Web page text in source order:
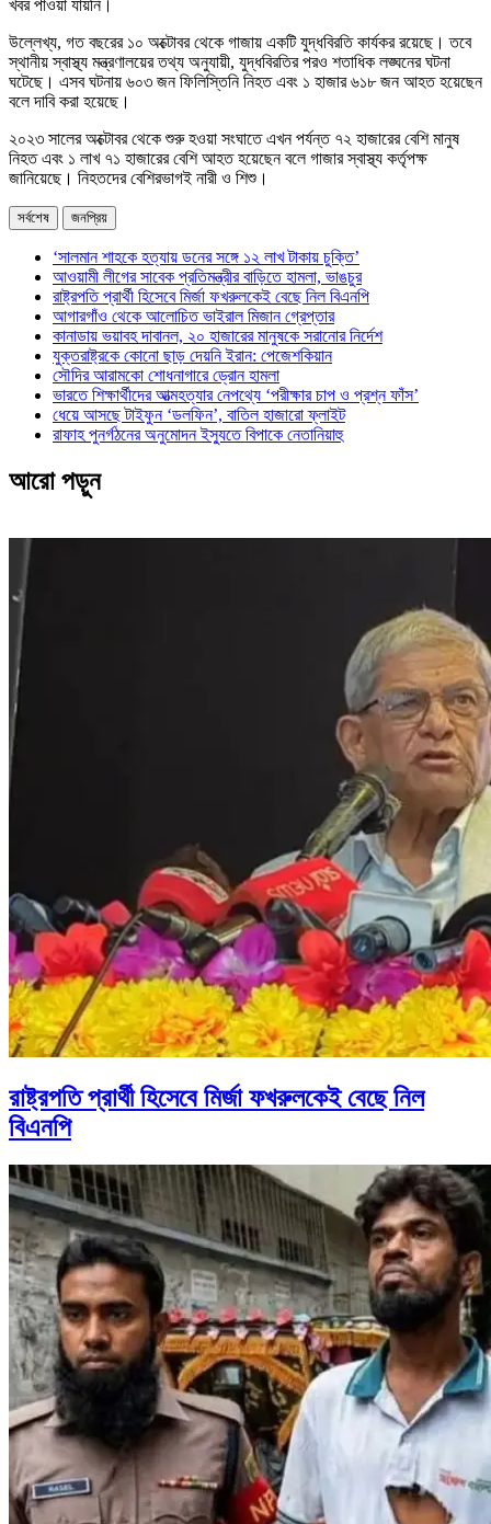
খবর পাওয়া যায়নি।
উল্লেখ্য, গত বছরের ১০ অক্টোবর থেকে গাজায় একটি যুদ্ধবিরতি কার্যকর রয়েছে। তবে
স্থানীয় স্বাস্থ্য মন্ত্রণালয়ের তথ্য অনুযায়ী, যুদ্ধবিরতির পরও শতাধিক লঙ্ঘনের ঘটনা
ঘটেছে। এসব ঘটনায় ৬০৩ জন ফিলিস্তিনি নিহত এবং ১ হাজার ৬১৮ জন আহত হয়েছেন
বলে দাবি করা হয়েছে।
২০২৩ সালের অক্টোবর থেকে শুরু হওয়া সংঘাতে এখন পর্যন্ত ৭২ হাজারের বেশি মানুষ
নিহত এবং ১ লাখ ৭১ হাজারের বেশি আহত হয়েছেন বলে গাজার স্বাস্থ্য কর্তৃপক্ষ
জানিয়েছে। নিহতদের বেশিরভাগই নারী ও শিশু।
সর্বশেষ জনপ্রিয়
‘সালমান শাহকে হত্যায় ডনের সঙ্গে ১২ লাখ টাকায় চুক্তি’
আওয়ামী লীগের সাবেক প্রতিমন্ত্রীর বাড়িতে হামলা, ভাঙচুর
রাষ্ট্রপতি প্রার্থী হিসেবে মির্জা ফখরুলকেই বেছে নিল বিএনপি
আগারগাঁও থেকে আলোচিত ভাইরাল মিজান গ্রেপ্তার
কানাডায় ভয়াবহ দাবানল, ২০ হাজারের মানুষকে সরানোর নির্দেশ
যুক্তরাষ্ট্রকে কোনো ছাড় দেয়নি ইরান: পেজেশকিয়ান
সৌদির আরামকো শোধনাগারে ড্রোন হামলা
ভারতে শিক্ষার্থীদের আত্মহত্যার নেপথ্যে ‘পরীক্ষার চাপ ও প্রশ্ন ফাঁস’
ধেয়ে আসছে টাইফুন ‘ডলফিন’, বাতিল হাজারো ফ্লাইট
রাফাহ পুনর্গঠনের অনুমোদন ইস্যুতে বিপাকে নেতানিয়াহু
আরো পড়ুন
রাষ্ট্রপতি প্রার্থী হিসেবে মির্জা ফখরুলকেই বেছে নিল
বিএনপি